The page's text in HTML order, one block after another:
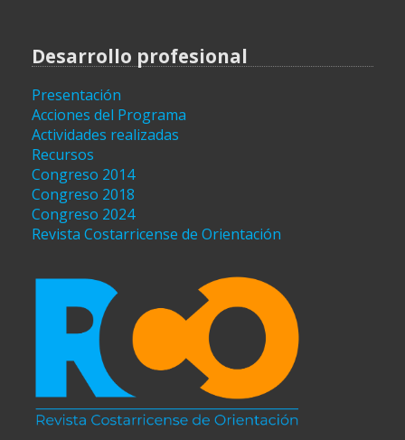
Desarrollo profesional
Presentación
Acciones del Programa
Actividades realizadas
Recursos
Congreso 2014
Congreso 2018
Congreso 2024
Revista Costarricense de Orientación